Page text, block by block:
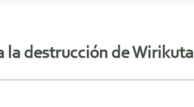
la destrucción de Wirikuta